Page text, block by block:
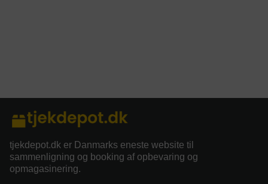
tjekdepot.dk er Danmarks eneste website til
sammenligning og booking af opbevaring og
opmagasinering.